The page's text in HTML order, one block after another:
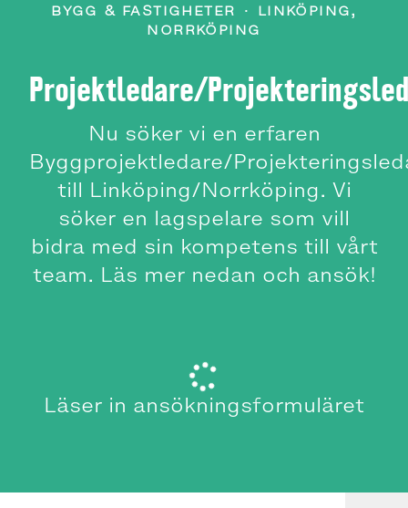
BYGG & FASTIGHETER · LINKÖPING,
NORRKÖPING
Projektledare/
Nu söker vi en erfaren
Byggprojektledare/
till Linköping/Norrköping. Vi
söker en lagspelare som vill
bidra med sin kompetens till vårt
team. Läs mer nedan och ansök!
Läser in ansökningsformuläret